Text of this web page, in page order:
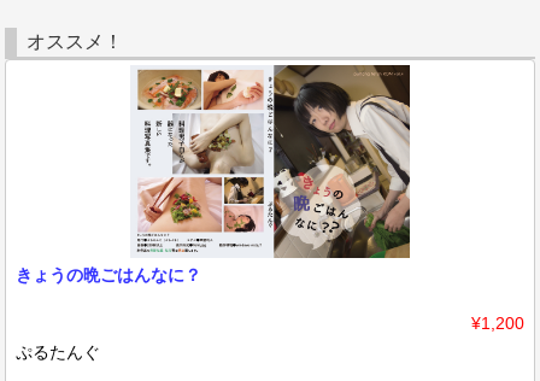
オススメ！
きょうの晩ごはんなに？
¥1,200
ぷるたんぐ